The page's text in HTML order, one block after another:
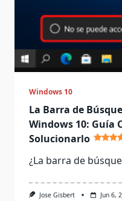
Windows 10
La Barra de
Windows 10: Guía
Solucionarlo
¿La barra de
Jose Gisbert Jun 6,